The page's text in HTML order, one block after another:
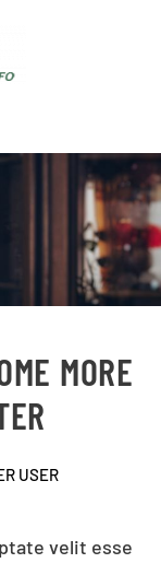
MORE
USER
velit esse